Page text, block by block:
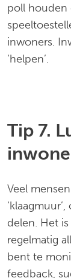
poll houden
inwoners.
‘helpen’.
Tip 7.
Veel
delen. Het
regelmatig
bent te
feedback,